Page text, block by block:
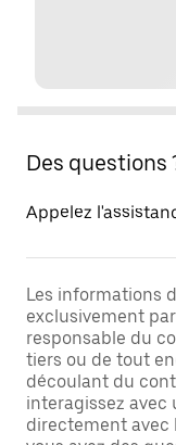
Des questions
Appelez
Les informations
exclusivement
responsable du
tiers ou de tout
découlant du
interagissez avec
directement avec